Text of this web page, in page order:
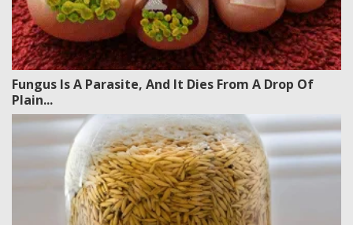
Fungus Is A Parasite, And It Dies From A Drop Of
Plain...